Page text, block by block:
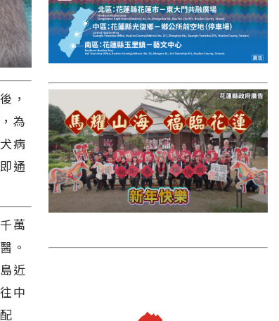
新竹市
和平鄉
台南市
澎湖縣
香港
台東市
雲林縣
長濱鄉
，
為
病
通
萬
。
近
中